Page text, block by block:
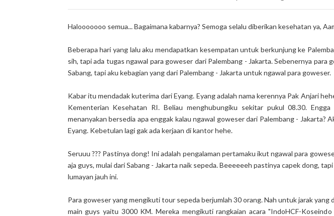
Halooooooo semua... Bagaimana kabarnya? Semoga selalu diberikan kesehatan ya,
Beberapa hari yang lalu aku mendapatkan kesempatan untuk berkunjung ke
sih, tapi ada tugas ngawal para goweser dari Palembang - Jakarta. Sebenernya para
Sabang, tapi aku kebagian yang dari Palembang - Jakarta untuk ngawal para goweser.
Kabar itu mendadak kuterima dari Eyang. Eyang adalah nama kerennya Pak Anjari
Kementerian Kesehatan RI. Beliau menghubungiku sekitar pukul 08.30. Engga
menanyakan bersedia apa enggak kalau ngawal goweser dari Palembang - Jakarta?
Eyang. Kebetulan lagi gak ada kerjaan di kantor hehe.
Seruuu ??? Pastinya dong! Ini adalah pengalaman pertamaku ikut ngawal para
aja guys, mulai dari Sabang - Jakarta naik sepeda. Beeeeeeh pastinya capek dong,
lumayan jauh ini.
Para goweser yang mengikuti tour sepeda berjumlah 30 orang. Nah untuk jarak yang
main guys yaitu 3000 KM. Mereka mengikuti rangkaian acara "IndoHCF-